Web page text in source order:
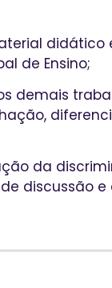
didático
de Ensino;
demais
da
discussão